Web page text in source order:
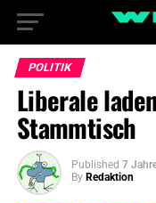
POLITIK
Liberale
Stammtisch
Published 7
By Redaktion